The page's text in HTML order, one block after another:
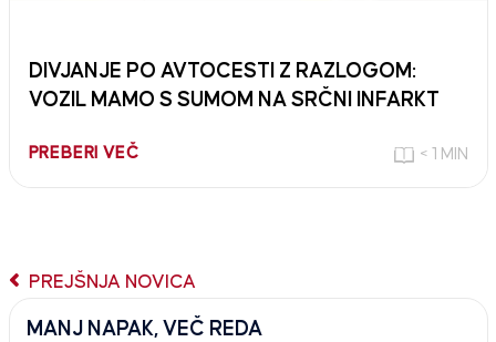
DIVJANJE PO AVTOCESTI Z RAZLOGOM:
VOZIL MAMO S SUMOM NA SRČNI INFARKT
PREBERI VEČ < 1 MIN
PREJŠNJA NOVICA
MANJ NAPAK, VEČ REDA